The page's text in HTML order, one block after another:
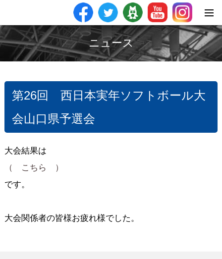
ニュース
第26回 西日本実年ソフトボール大
会山口県予選会
大会結果は
（ こちら ）
です。
大会関係者の皆様お疲れ様でした。